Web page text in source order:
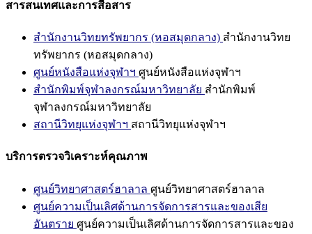
สารสนเทศและการสื่อสาร
สำนักงานวิทยทรัพยากร (หอสมุดกลาง) สำนักงานวิทย
ทรัพยากร (หอสมุดกลาง)
ศูนย์หนังสือแห่งจุฬาฯ ศูนย์หนังสือแห่งจุฬาฯ
สำนักพิมพ์จุฬาลงกรณ์มหาวิทยาลัย สำนักพิมพ์
จุฬาลงกรณ์มหาวิทยาลัย
สถานีวิทยุแห่งจุฬาฯ สถานีวิทยุแห่งจุฬาฯ
บริการตรวจวิเคราะห์คุณภาพ
ศูนย์วิทยาศาสตร์ฮาลาล ศูนย์วิทยาศาสตร์ฮาลาล
ศูนย์ความเป็นเลิศด้านการจัดการสารและของเสีย
อันตราย ศูนย์ความเป็นเลิศด้านการจัดการสารและของ